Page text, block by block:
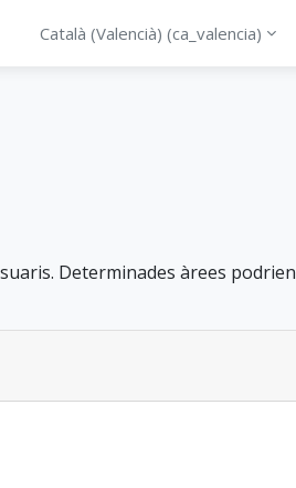
Català (Valencià) ‎(ca_valencia)‎
Determinades àrees podrien